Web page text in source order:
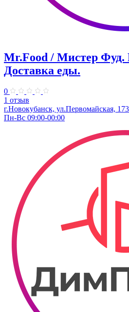
Mr.Food / Мистер Фуд.
Доставка еды.
0
1 отзыв
г.Новокубанск, ул.Первомайская,
Пн-Вс 09:00-00:00